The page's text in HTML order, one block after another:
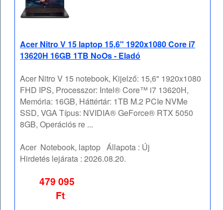
Acer Nitro V 15 laptop 15,6" 1920x1080 Core i7
13620H 16GB 1TB NoOs - Eladó
Acer Nitro V 15 notebook, Kijelző: 15,6" 1920x1080
FHD IPS, Processzor: Intel® Core™ i7 13620H,
Memória: 16GB, Háttértár: 1TB M.2 PCIe NVMe
SSD, VGA Típus: NVIDIA® GeForce® RTX 5050
8GB, Operációs re ...
Acer Notebook, laptop Állapota : Új
Hirdetés lejárata :2026.08.20.
479 095
Ft